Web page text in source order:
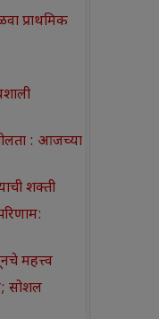
प्राथमिक
: आजच्या
शक्ती
महत्त्व
सोशल